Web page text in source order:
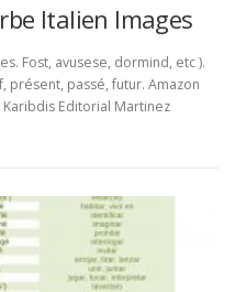
Italien Images
Fost, avusese, dormind, etc ).
présent, passé, futur. Amazon
Editorial Martinez